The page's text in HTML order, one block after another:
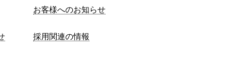
お客様へのお知らせ
採用関連の情報